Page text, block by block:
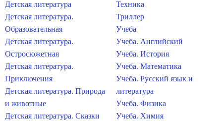
Детская литература
Детская литература.
Образовательная
Детская литература.
Остросюжетная
Детская литература.
Приключения
Детская литература. Природа
и животные
Детская литература. Сказки
Техника
Триллер
Учеба
Учеба. Английский
Учеба. История
Учеба. Математика
Учеба. Русский язык и
литература
Учеба. Физика
Учеба. Химия